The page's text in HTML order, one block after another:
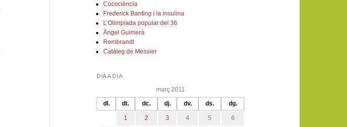
Cocociència
Frederick Banting i la insulina
L’Olimpíada popular del 36
Àngel Guimerà
Rembrandt
Catàleg de Messier
DIA A DIA
març 2011
dl. dt. dc. dj. dv. ds. dg.
1 2 3 4 5 6